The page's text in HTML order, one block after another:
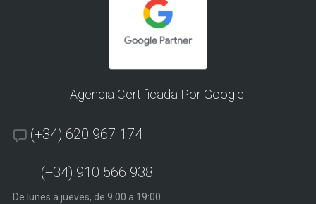
Agencia Certificada Por Google
(+34) 620 967 174
(+34) 910 566 938
De lunes a jueves, de 9:00 a 19:00